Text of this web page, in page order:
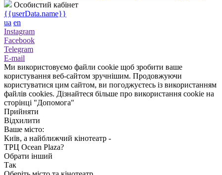
Особистий кабінет
{{userData.name}}
ua en
Instagram
Facebook
Telegram
E-mail
Ми використовуємо файли cookie щоб зробити ваше
користування веб-сайтом зручнішим. Продовжуючи
користуватися цим сайтом, ви погоджуєтесь із використанням
файлів cookies. Дізнайтеся більше про використання cookie на
сторінці "Допомога"
Прийняти
Відхилити
Ваше місто:
Київ, а найближчий кінотеатр -
ТРЦ Ocean Plaza?
Обрати інший
Так